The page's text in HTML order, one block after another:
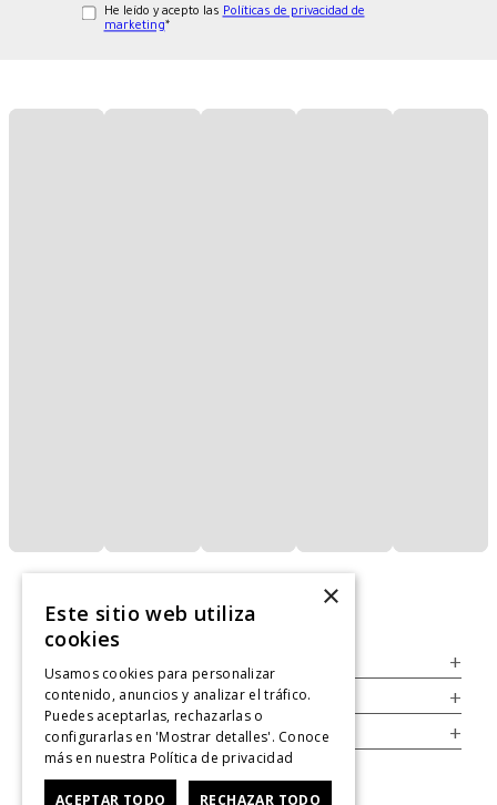
He leído y acepto las Políticas de privacidad de
marketing*
+
Legal +
Cuenta +
×
Este sitio web utiliza
cookies
Usamos cookies para personalizar
contenido, anuncios y analizar el tráfico.
Puedes aceptarlas, rechazarlas o
configurarlas en 'Mostrar detalles'. Conoce
más en nuestra Política de privacidad
ACEPTAR TODO RECHAZAR TODO